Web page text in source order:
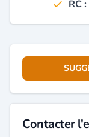
RC
Contacter